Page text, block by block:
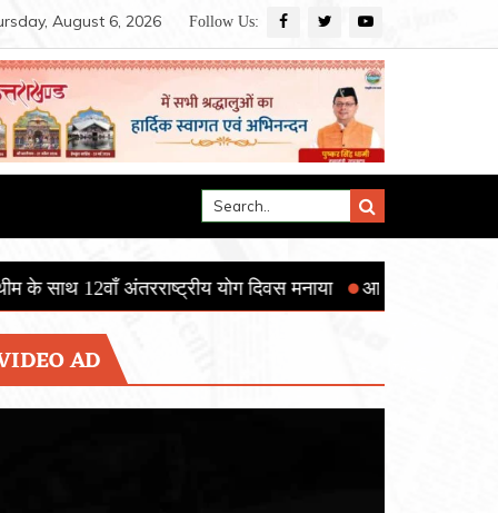
August 6, 2026 Follow Us:
योग दिवस मनाया आई.आई.एस.ई.आर. मोहाली का 15वाँ दीक्षांत
AD